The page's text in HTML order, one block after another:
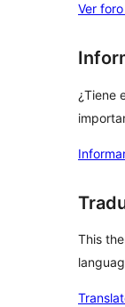
Ver
¿Tiene
This